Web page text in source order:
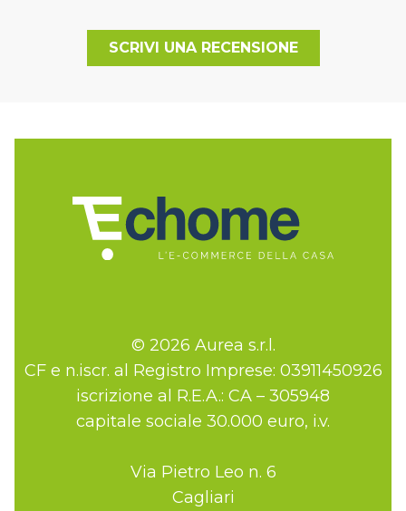
SCRIVI UNA RECENSIONE
© 2026 Aurea s.r.l.
CF e n.iscr. al Registro Imprese: 03911450926
iscrizione al R.E.A.: CA – 305948
capitale sociale 30.000 euro, i.v.
Via Pietro Leo n. 6
Cagliari